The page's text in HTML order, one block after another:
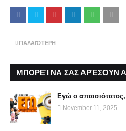
ΠΑΛΑΙΌΤΕΡΗ
ΜΠΟΡΕΊ ΝΑ ΣΑΣ ΑΡΈΣΟΥΝ
Εγώ ο απαισιότατος,
November 11, 2025